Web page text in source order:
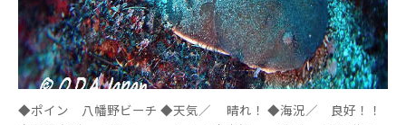
◆ポイン 八幡野ビーチ ◆天気／ 晴れ！ ◆海況／ 良好！！